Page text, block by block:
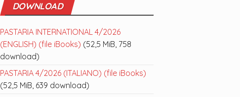
DOWNLOAD
PASTARIA INTERNATIONAL 4/2026
(ENGLISH) (file iBooks) (52,5 MiB, 758
download)
PASTARIA 4/2026 (ITALIANO) (file iBooks)
(52,5 MiB, 639 download)